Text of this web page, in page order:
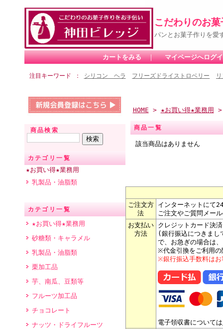
こだわりのお
パンとお菓子作りを愛
カートをみる ｜ マイページへログ
注目キーワード シリコン ヘラ フリーズドライストロベリー
商品検索
カテゴリ一覧
★お買い得★業務用
乳製品・油脂類
カテゴリ一覧
★お買い得★業務用
砂糖類・キャラメル
乳製品・油脂類
栗加工品
芋、南瓜、豆類等
フルーツ加工品
チョコレート
ナッツ・ドライフルーツ
HOME > ★お買い得★業務用 >
商品一覧
該当商品はありません
ご注文方
法
インターネットにて
ご注文やご質問メー
お支払い
方法
クレジットカード決
(銀行振込につきまし
で、お急ぎの場合は
※代金引換をご利用の
※銀行振込手数料はお
電子領収書については